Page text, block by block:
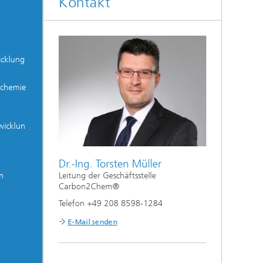
Dr.-Ing. Torsten Müller
Leitung der Geschäftsstelle
Carbon2Chem®
Telefon +49 208 8598-1284
E-Mail senden